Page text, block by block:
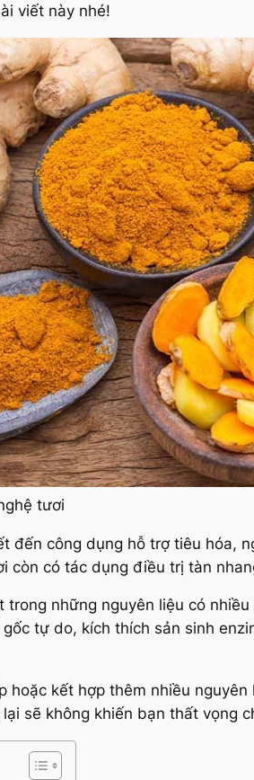
viết này nhé!
tươi
đến công dụng hỗ trợ tiêu hóa,
còn có tác dụng điều trị tàn
những nguyên liệu có
tự do, kích thích sản sinh
kết hợp thêm nhiều
sẽ không khiến bạn thất vọng